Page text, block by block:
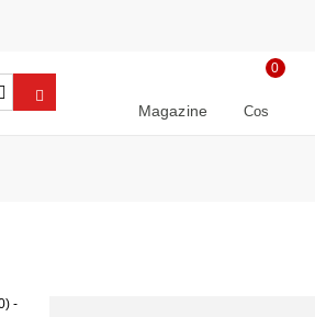
Magazine Cos
0
-